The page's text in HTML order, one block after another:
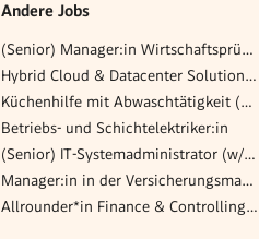
Andere Jobs
(Senior) Manager:in Wirtschaftsprüfung / Audit (m/w/d)
Hybrid Cloud & Datacenter Solution Sales Consultant
Küchenhilfe mit Abwaschtätigkeit (m/w/d) 35 Std./Woche
Betriebs- und Schichtelektriker:in
(Senior) IT-Systemadministrator (w/m/x)
Manager:in in der Versicherungsmathematik
Allrounder*in Finance & Controlling (m/w/d)